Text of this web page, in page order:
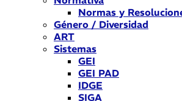
Normas y
Género / Diversidad
ART
Sistemas
GEI
GEI PAD
IDGE
SIGA